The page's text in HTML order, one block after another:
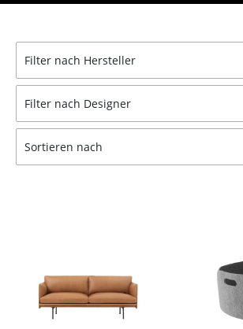
Wandregale
TV Möbel
Einzelteile
... alle Aufbewahrungsmöbel
Filter nach Hersteller
Filter nach Designer
Sortieren nach